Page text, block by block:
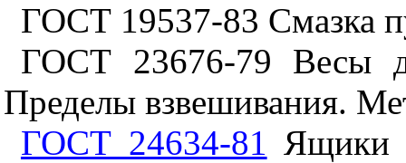
ГОСТ 19537-83 Смазка
ГОСТ 23676-79 Весы
Пределы взвешивания.
ГОСТ 24634-81 Ящики